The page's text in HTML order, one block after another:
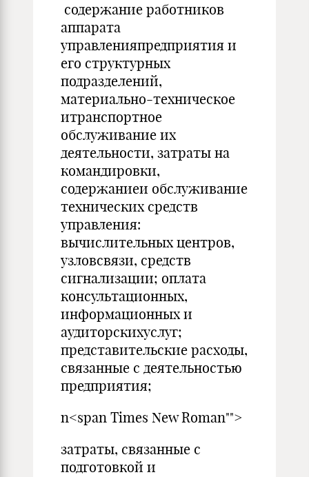
содержание работников
аппарата
управленияпредприятия и
его структурных
подразделений,
материально-техническое
итранспортное
обслуживание их
деятельности, затраты на
командировки,
содержаниеи обслуживание
технических средств
управления:
вычислительных центров,
узловсвязи, средств
сигнализации; оплата
консультационных,
информационных и
аудиторскихуслуг;
представительские расходы,
связанные с деятельностью
предприятия;
n<span Times New Roman"">
затраты, связанные с
подготовкой и